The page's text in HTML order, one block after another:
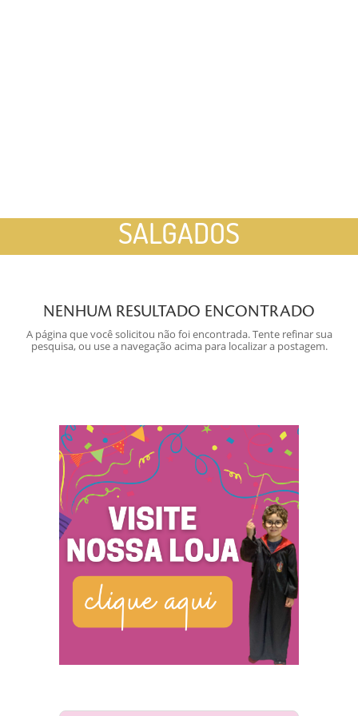
SALGADOS
NENHUM RESULTADO ENCONTRADO
A página que você solicitou não foi encontrada. Tente refinar sua
pesquisa, ou use a navegação acima para localizar a postagem.